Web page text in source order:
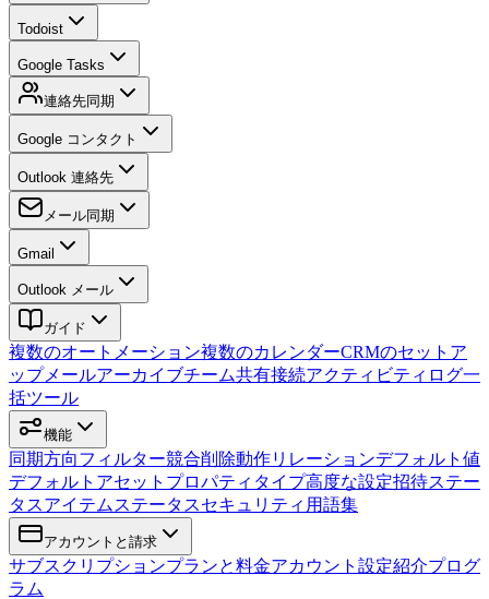
Todoist
Google Tasks
連絡先同期
Google コンタクト
Outlook 連絡先
メール同期
Gmail
Outlook メール
ガイド
複数のオートメーション複数のカレンダーCRMのセットア
ップメールアーカイブチーム共有接続アクティビティログ一
括ツール
機能
同期方向フィルター競合削除動作リレーションデフォルト値
デフォルトアセット プロパティタイプ高度な設定招待ステー
タスアイテムステータスセキュリティ 用語集
アカウントと請求
サブスクリプションプランと料金アカウント設定紹介プログ
ラム